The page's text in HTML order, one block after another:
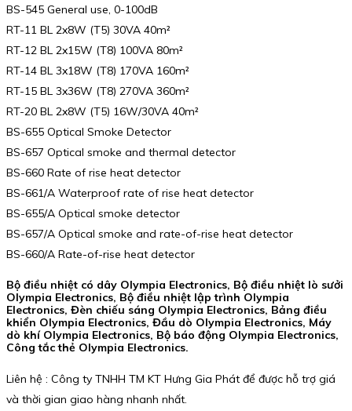
BS-545 General use, 0-100dB
RT-11 BL 2x8W (T5) 30VA 40m²
RT-12 BL 2x15W (T8) 100VA 80m²
RT-14 BL 3x18W (T8) 170VA 160m²
RT-15 BL 3x36W (T8) 270VA 360m²
RT-20 BL 2x8W (T5) 16W/30VA 40m²
BS-655 Optical Smoke Detector
BS-657 Optical smoke and thermal detector
BS-660 Rate of rise heat detector
BS-661/A Waterproof rate of rise heat detector
BS-655/A Optical smoke detector
BS-657/A Optical smoke and rate-of-rise heat detector
BS-660/A Rate-of-rise heat detector
Bộ điều nhiệt có dây Olympia Electronics, Bộ điều nhiệt lò sưởi
Olympia Electronics, Bộ điều nhiệt lập trình Olympia
Electronics, Đèn chiếu sáng Olympia Electronics, Bảng điều
khiển Olympia Electronics, Đầu dò Olympia Electronics, Máy
dò khí Olympia Electronics, Bộ báo động Olympia Electronics,
Công tắc thẻ Olympia Electronics.
Liên hệ : Công ty TNHH TM KT Hưng Gia Phát để được hỗ trợ giá
và thời gian giao hàng nhanh nhất.